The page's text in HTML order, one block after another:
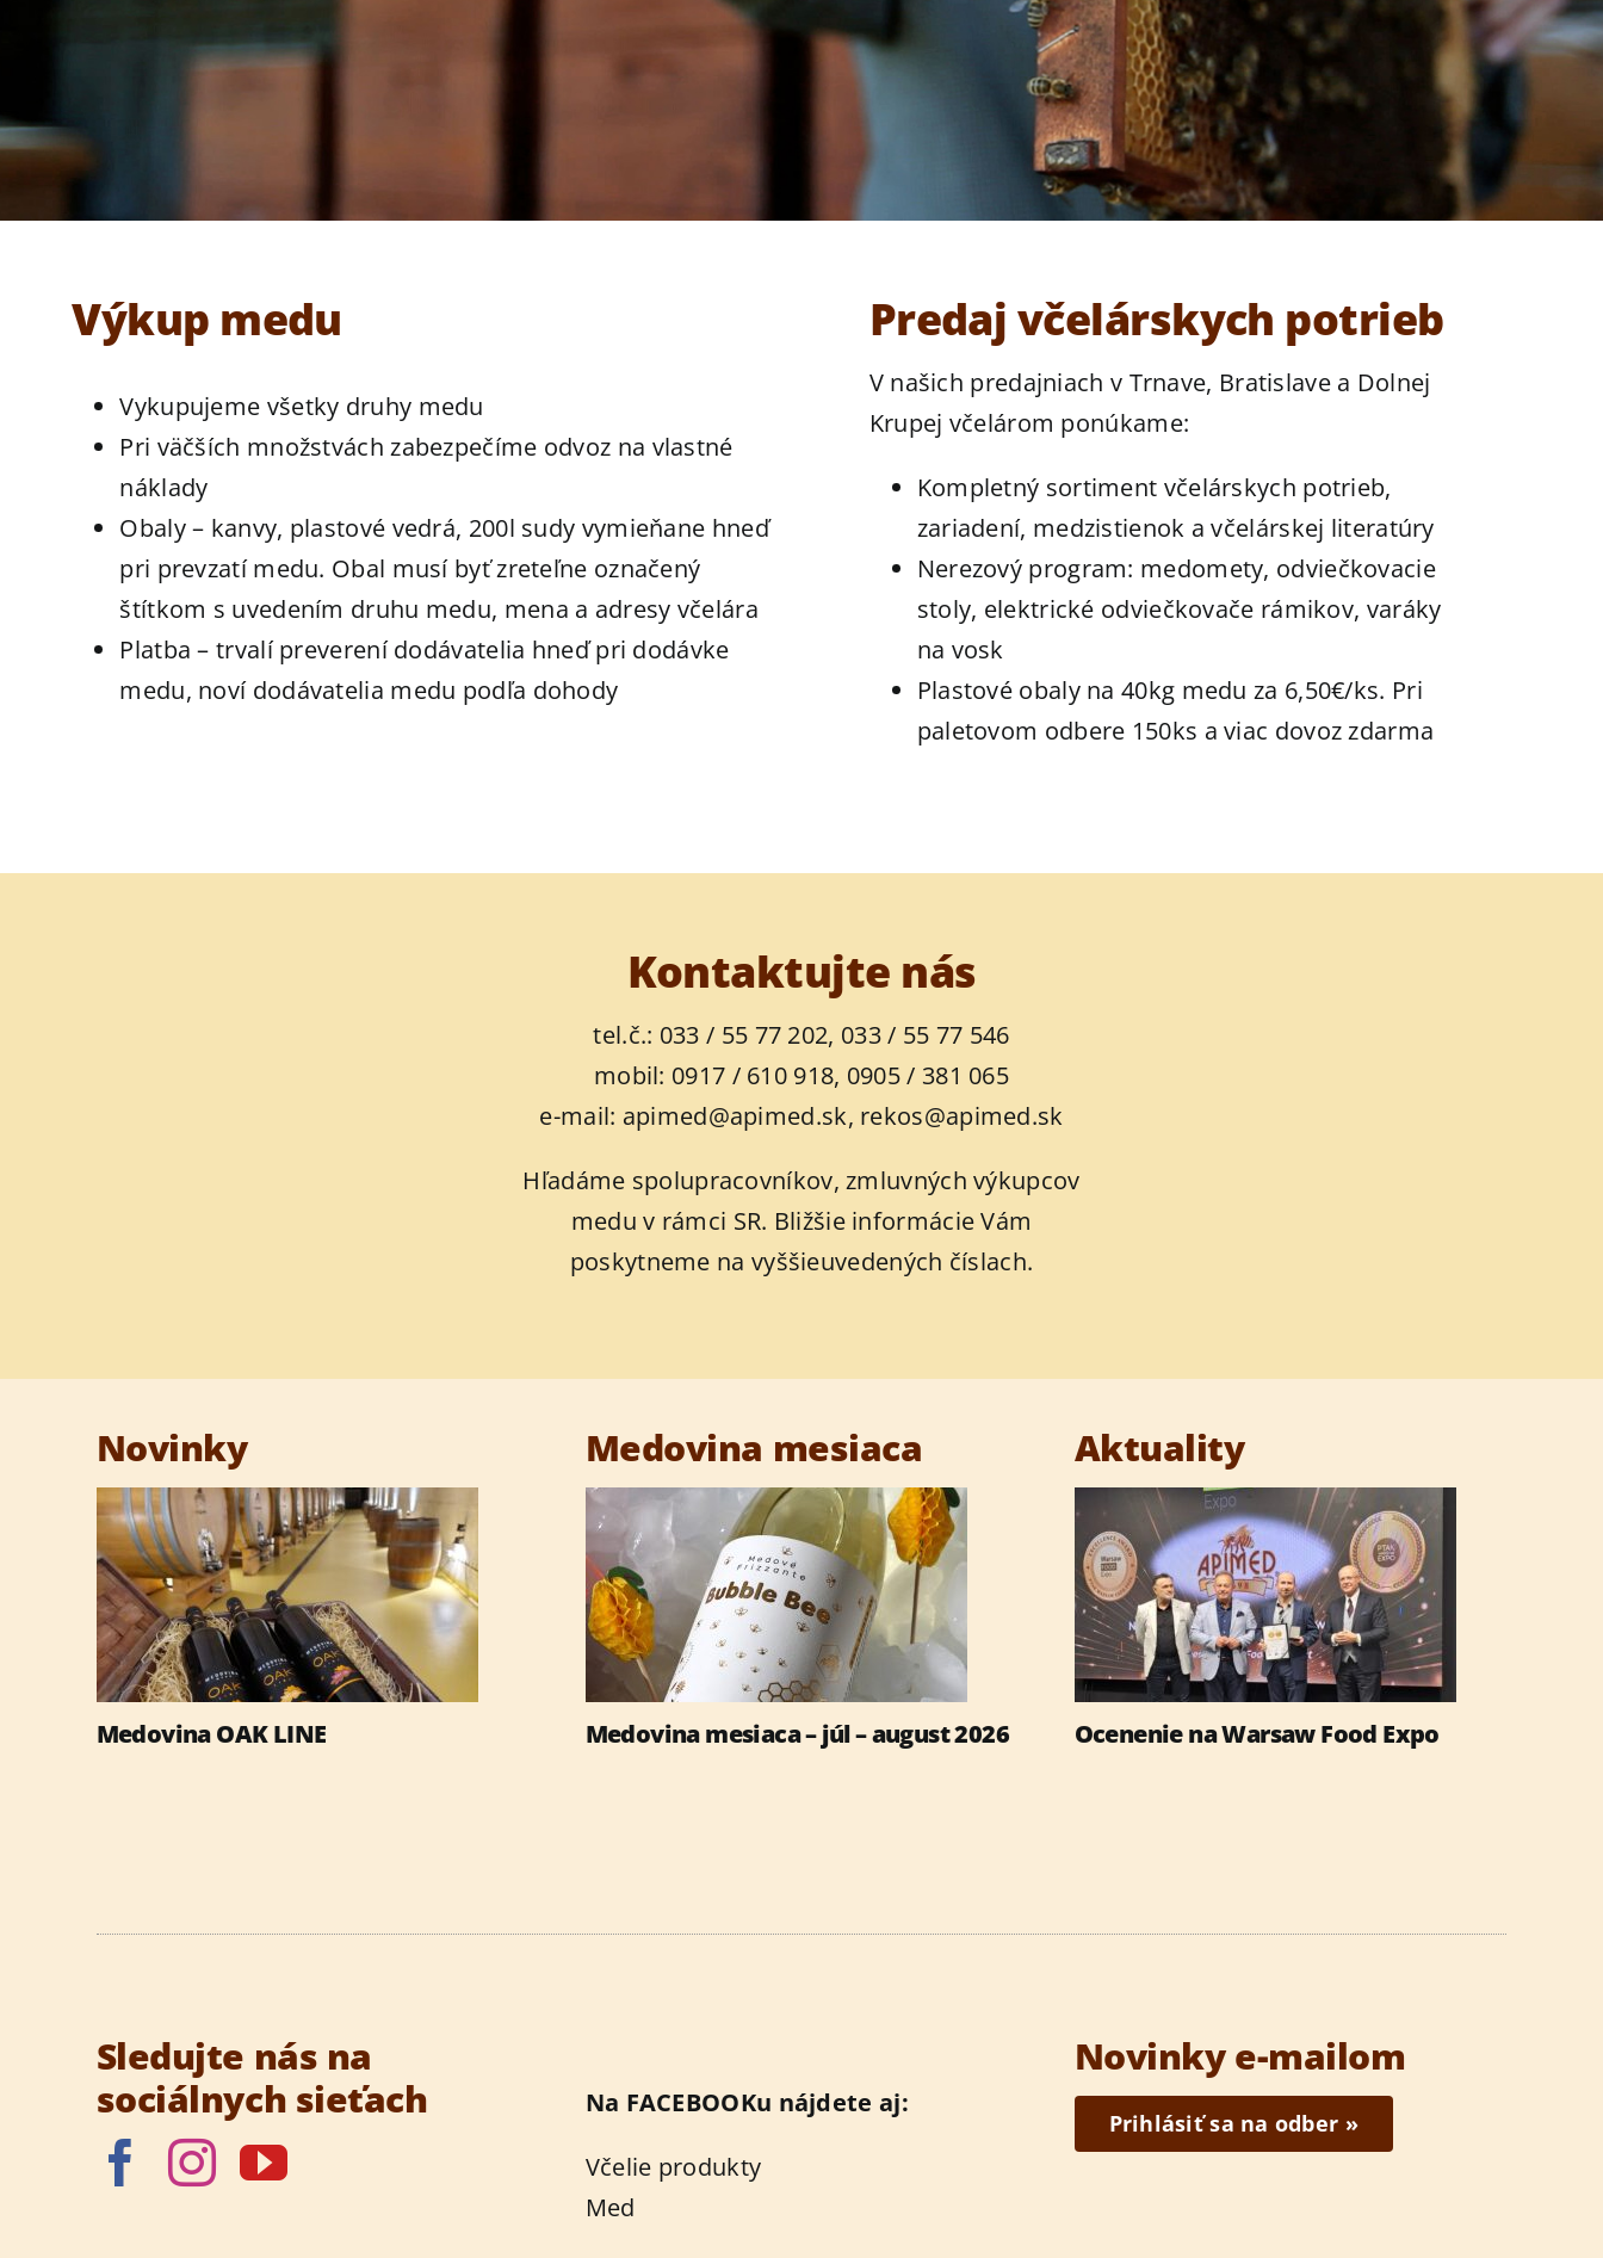
Výkup medu
Vykupujeme všetky druhy medu
Pri väčších množstvách zabezpečíme odvoz na vlastné
náklady
Obaly – kanvy, plastové vedrá, 200l sudy vymieňane hneď
pri prevzatí medu. Obal musí byť zreteľne označený
štítkom s uvedením druhu medu, mena a adresy včelára
Platba – trvalí preverení dodávatelia hneď pri dodávke
medu, noví dodávatelia medu podľa dohody
Predaj včelárskych potrieb
V našich predajniach v Trnave, Bratislave a Dolnej
Krupej včelárom ponúkame:
Kompletný sortiment včelárskych potrieb,
zariadení, medzistienok a včelárskej literatúry
Nerezový program: medomety, odviečkovacie
stoly, elektrické odviečkovače rámikov, varáky
na vosk
Plastové obaly na 40kg medu za 6,50€/ks. Pri
paletovom odbere 150ks a viac dovoz zdarma
Kontaktujte nás
tel.č.: 033 / 55 77 202, 033 / 55 77 546
mobil: 0917 / 610 918, 0905 / 381 065
e-mail: apimed@apimed.sk, rekos@apimed.sk
Hľadáme spolupracovníkov, zmluvných výkupcov
medu v rámci SR. Bližšie informácie Vám
poskytneme na vyššieuvedených číslach.
Novinky
Medovina OAK LINE
Medovina mesiaca
Medovina mesiaca – júl –
august 2026
Medovina mesiaca – júl – august 2026
Aktuality
Ocenenie na Warsaw Food
Expo
Ocenenie na Warsaw Food Expo
Sledujte nás na
sociálnych sieťach
Na FACEBOOKu nájdete aj:
Včelie produkty
Med
Novinky e-mailom
Prihlásiť sa na odber »